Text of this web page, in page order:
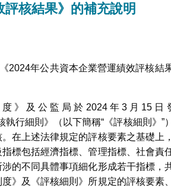
評核結果》的補充說明
2024年公共資本企業營運績效評核結
》及公監局於2024年3月15日
行細則》（以下簡稱“《評核細則》”
在上述法律規定的評核要素之基礎上
標包括經濟指標、管理指標、社會責
的不同具體事項細化形成若干指標，
》及《評核細則》所規定的評核要素